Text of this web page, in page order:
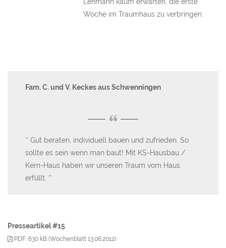
Lehmann kaum erwarten, die erste
Woche im Traumhaus zu verbringen.
Fam. C. und V. Keckes aus Schwenningen
“
Gut beraten, individuell bauen und zufrieden. So
sollte es sein wenn man baut! Mit KS-Hausbau /
Kern-Haus haben wir unseren Traum vom Haus
erfüllt.
Presseartikel #15
PDF: 630 kB (Wochenblatt 13.06.2012)